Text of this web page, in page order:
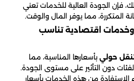
فإن الجودة العالية للخدمات تعني
المتكررة، مما يوفر المال والوقت.
وخدمات اقتصادية تناسب
حولي بأسعارها المناسبة، مما
دون التأثير على مستوى الجودة.
الاستفادة من هذه الخدمات بأسعار